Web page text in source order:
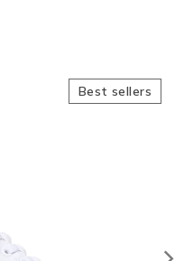
Best sellers